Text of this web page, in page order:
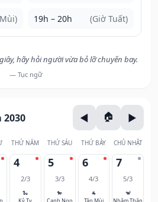
19h – 20h (Giờ Tuất)
hãy hỏi người vừa bỏ lỡ chuyến bay.
— Tục ngữ
2030
THỨ NĂM THỨ SÁU THỨ BẢY CHỦ NHẬT
4
2/3
🐍
5
3/3
🐎
6
4/3
🐐
7
5/3
🐒